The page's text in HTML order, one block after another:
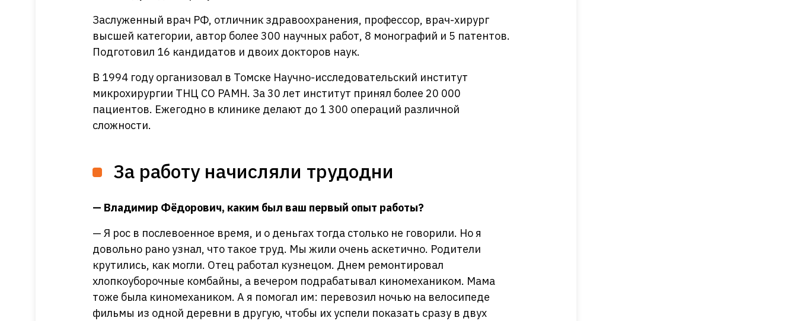
Заслуженный врач РФ, отличник здравоохранения, профессор, врач-хирург
высшей категории, автор более 300 научных работ, 8 монографий и 5 патентов.
Подготовил 16 кандидатов и двоих докторов наук.
В 1994 году организовал в Томске Научно-исследовательский институт
микрохирургии ТНЦ СО РАМН. За 30 лет институт принял более 20 000
пациентов. Ежегодно в клинике делают до 1 300 операций различной
сложности.
За работу начисляли трудодни
— Владимир Фёдорович, каким был ваш первый опыт работы?
— Я рос в послевоенное время, и о деньгах тогда столько не говорили. Но я
довольно рано узнал, что такое труд. Мы жили очень аскетично. Родители
крутились, как могли. Отец работал кузнецом. Днем ремонтировал
хлопкоуборочные комбайны, а вечером подрабатывал киномехаником. Мама
тоже была киномехаником. А я помогал им: перевозил ночью на велосипеде
фильмы из одной деревни в другую, чтобы их успели показать сразу в двух